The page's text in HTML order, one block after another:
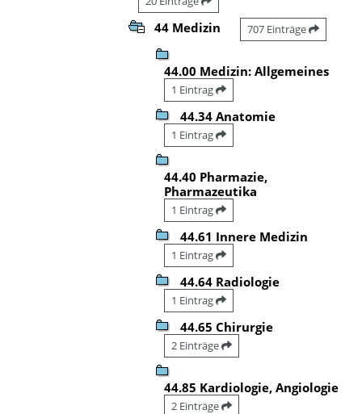
44 Medizin 707 Einträge
44.00 Medizin: Allgemeines
1 Eintrag
44.34 Anatomie
1 Eintrag
44.40 Pharmazie,
Pharmazeutika
1 Eintrag
44.61 Innere Medizin
1 Eintrag
44.64 Radiologie
1 Eintrag
44.65 Chirurgie
2 Einträge
44.85 Kardiologie, Angiologie
2 Einträge